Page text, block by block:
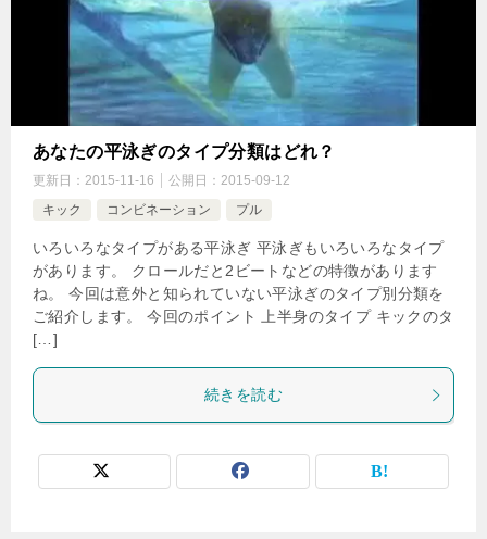
あなたの平泳ぎのタイプ分類はどれ？
更新日： 2015-11-16 公開日： 2015-09-12
キック
コンビネーション プル
いろいろなタイプがある平泳ぎ 平泳ぎもいろいろなタイプ
があります。 クロールだと2ビートなどの特徴があります
ね。 今回は意外と知られていない平泳ぎのタイプ別分類を
ご紹介します。 今回のポイント 上半身のタイプ キックのタ
[…]
続きを読む